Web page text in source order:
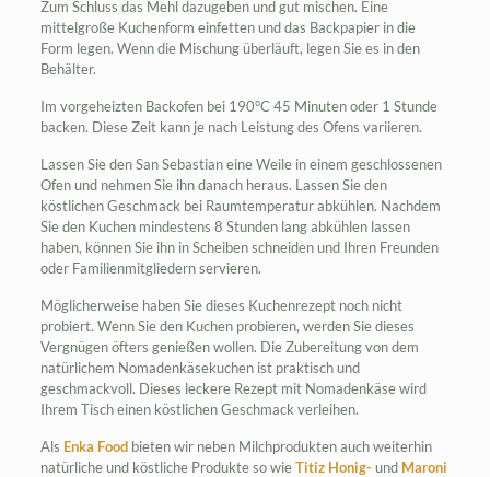
Zum Schluss das Mehl dazugeben und gut mischen. Eine
mittelgroße Kuchenform einfetten und das Backpapier in die
Form legen. Wenn die Mischung überläuft, legen Sie es in den
Behälter.
Im vorgeheizten Backofen bei 190°C 45 Minuten oder 1 Stunde
backen. Diese Zeit kann je nach Leistung des Ofens variieren.
Lassen Sie den San Sebastian eine Weile in einem geschlossenen
Ofen und nehmen Sie ihn danach heraus. Lassen Sie den
köstlichen Geschmack bei Raumtemperatur abkühlen. Nachdem
Sie den Kuchen mindestens 8 Stunden lang abkühlen lassen
haben, können Sie ihn in Scheiben schneiden und Ihren Freunden
oder Familienmitgliedern servieren.
Möglicherweise haben Sie dieses Kuchenrezept noch nicht
probiert. Wenn Sie den Kuchen probieren, werden Sie dieses
Vergnügen öfters genießen wollen. Die Zubereitung von dem
natürlichem Nomadenkäsekuchen ist praktisch und
geschmackvoll. Dieses leckere Rezept mit Nomadenkäse wird
Ihrem Tisch einen köstlichen Geschmack verleihen.
Als Enka Food bieten wir neben Milchprodukten auch weiterhin
natürliche und köstliche Produkte so wieTitiz Honig- und Maroni